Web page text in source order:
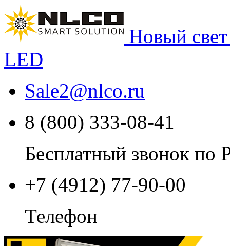
Новый
LED
Sale2@nlco.ru
8 (800) 333-08-41
Бесплатный звонок по
+7 (4912) 77-90-00
Телефон